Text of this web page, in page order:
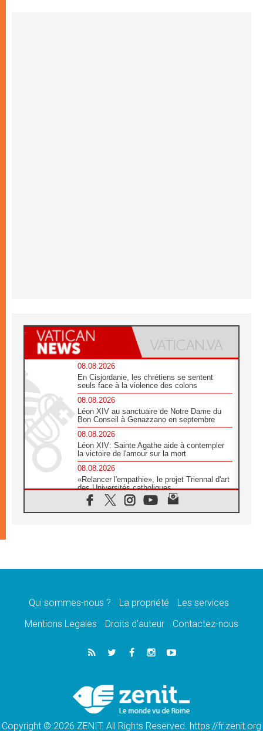
08.08.2026
En Cisjordanie, les chrétiens se sentent
seuls face à la violence des colons
08.08.2026
Léon XIV au sanctuaire de Notre Dame du
Bon Conseil à Genazzano en septembre
08.08.2026
Léon XIV: Sainte Agathe aide à contempler
la victoire de l'amour sur la mort
08.08.2026
«Relancer l'empathie», le projet Triennal d'art
des Universités catholiques
08.08.2026
Signis 2026, donner la parole aux religieuses
07.08.2026
07.08.2026
de l'Assomption et mémoire nationale
«La paix commence par l'empathie» estime
le cardinal Parolin
En Colombie, «la paix ne s'achète pas avec
une signature»
Qui sommes-nous ? La propriété
Les services
Mentions Legales
Droits d’auteur Contactez-nous
Copyright © 2026 ZENIT. All Rights Reserved. https://fr.zenit.org